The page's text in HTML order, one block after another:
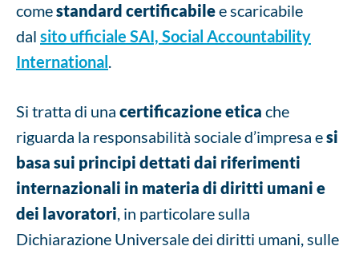
comestandard certificabilee scaricabile
dal sito ufficiale SAI, Social Accountability
International.
Si tratta di una certificazione etica che
riguarda la responsabilità sociale d’impresa esi
basa sui principi dettati dai riferimenti
internazionali in materia di diritti umani e
dei lavoratori, in particolare sulla
Dichiarazione Universale dei diritti umani, sulle